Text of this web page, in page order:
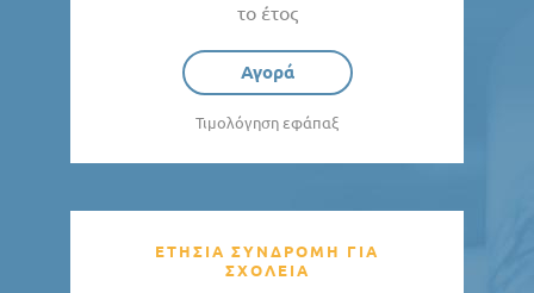
το έτος
Αγορά
Τιμολόγηση εφάπαξ
ΕΤΗΣΙΑ ΣΥΝΔΡΟΜΗ ΓΙΑ
ΣΧΟΛΕΙΑ